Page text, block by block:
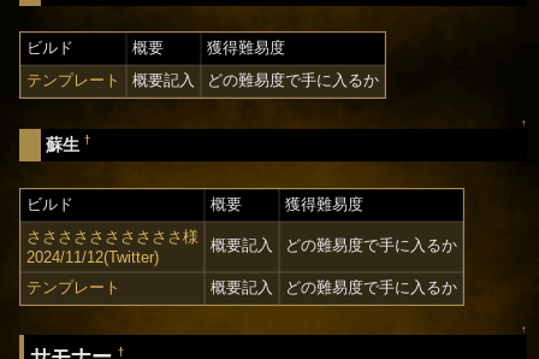
ビルド 概要
獲得難易度
テンプレート
概要記入 どの難易度で手に入るか
↑
蘇生†
ビルド 概要
獲得難易度
ささささささささささ様
2024/11/12(Twitter)
概要記入 どの難易度で手に入るか
テンプレート 概要記入 どの難易度で手に入るか
↑
†